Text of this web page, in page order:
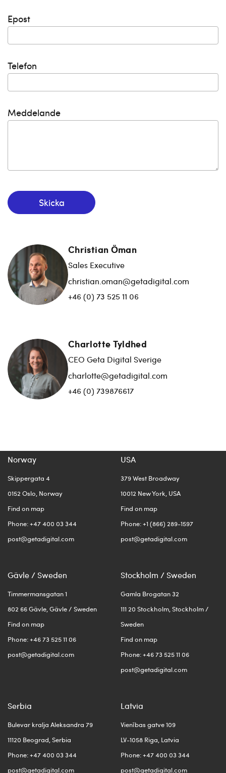
Epost
Telefon
Meddelande
Skicka
Christian Öman
Sales Executive
christian.oman@getadigital.com
+46 (0) 73 525 11 06
Charlotte Tyldhed
CEO Geta Digital Sverige
charlotte@getadigital.com
+46 (0) 739876617
Norway
Skippergata 4
0152 Oslo, Norway
Find on map
Phone: +47 400 03 344
post@getadigital.com
USA
379 West Broadway
10012 New York, USA
Find on map
Phone: +1 (866) 289-1597
post@getadigital.com
Gävle / Sweden
Timmermansgatan 1
802 66 Gävle, Gävle / Sweden
Find on map
Phone: +46 73 525 11 06
post@getadigital.com
Stockholm / Sweden
Gamla Brogatan 32
111 20 Stockholm, Stockholm /
Sweden
Find on map
Phone: +46 73 525 11 06
post@getadigital.com
Serbia
Bulevar kralja Aleksandra 79
11120 Beograd, Serbia
Phone: +47 400 03 344
post@getadigital.com
Latvia
Vienības gatve 109
LV-1058 Riga, Latvia
Phone: +47 400 03 344
post@getadigital.com